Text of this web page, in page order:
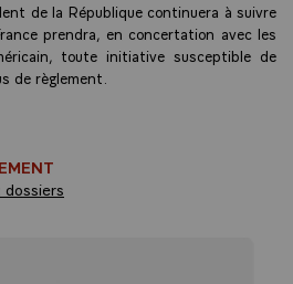
de la République continuera à suivre
prendra, en concertation avec les
toute initiative susceptible de
de règlement.